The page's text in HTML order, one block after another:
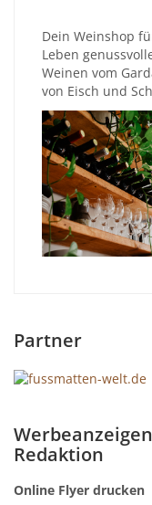
Dein Weinshop
Leben
Weinen vom
von Eisch und
Partner
Redaktion
Online Flyer drucken